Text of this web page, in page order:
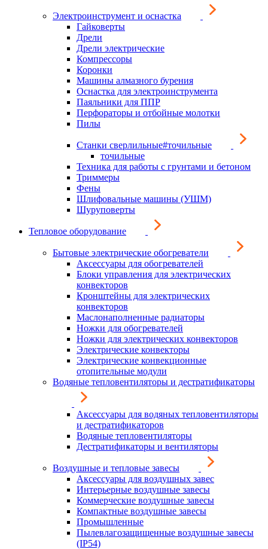
Электроинструмент и оснастка
Гайковерты
Дрели
Дрели электрические
Компрессоры
Коронки
Машины алмазного бурения
Оснастка для электроинструмента
Паяльники для ППР
Перфораторы и отбойные молотки
Пилы
Станки сверлильные#точильные
точильные
Техника для работы с грунтами и бетоном
Триммеры
Фены
Шлифовальные машины (УШМ)
Шуруповерты
Тепловое оборудование
Бытовые электрические обогреватели
Аксессуары для обогревателей
Блоки управления для электрических
конвекторов
Кронштейны для электрических
конвекторов
Маслонаполненные радиаторы
Ножки для обогревателей
Ножки для электрических конвекторов
Электрические конвекторы
Электрические конвекционные
отопительные модули
Водяные тепловентиляторы и дестратификаторы
Аксессуары для водяных тепловентиляторы
и дестратификаторов
Водяные тепловентиляторы
Дестратификаторы и вентиляторы
Воздушные и тепловые завесы
Аксессуары для воздушных завес
Интерьерные воздушные завесы
Коммерческие воздушные завесы
Компактные воздушные завесы
Промышленные
Пылевлагозащищенные воздушные завесы
(IP54)